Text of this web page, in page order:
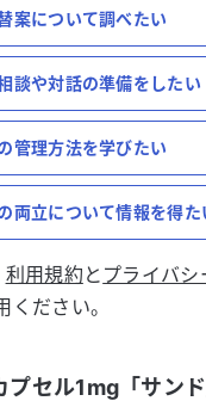
案について調べたい
談や対話の準備をしたい
管理方法を学びたい
両立について情報を得た
利用規約 と プライバシ
ださい。
プセル1mg「サン